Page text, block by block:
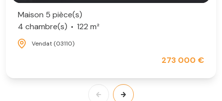
Maison 5 pièce(s)
4 chambre(s)
122 m²
Vendat (03110)
273 000 €